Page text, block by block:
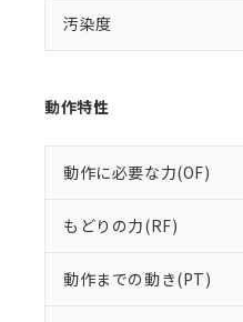
汚染度
動作特性
動作に必要な力(OF)
もどりの力(RF)
動作までの動き(PT)